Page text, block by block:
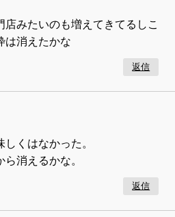
みたいのも増えてきてるしこ
は消えたかな
返信
くはなかった。
消えるかな。
返信